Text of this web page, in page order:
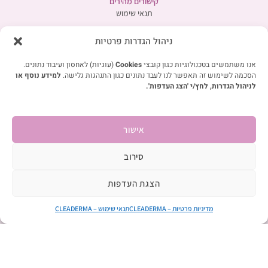
ניהול הגדרות פרטיות
אנו משתמשים בטכנולוגיות כגון קובציCookies(עוגיות) לאחסון ועיבוד נתונים.
הסכמה לשימוש זה תאפשר לנו לעבד נתונים כגון התנהגות גלישה. למידע נוסף או
לניהול הגדרות, לחץ/י 'הצג העדפות'.
אישור
סירוב
הצגת העדפות
מדיניות פרטיות – CLEADERMA תנאי שימוש – CLEADERMA
תנאי שימוש
מדיניות פרטיות
קטגוריות
טיפול בעור סדוק ויבש
טיפול והקלה לעור יבש ומגורה לילדים
טיפול בעור שמן ופצעונים
מותגים נוספים מבית פארמה נטורליס
Alocado